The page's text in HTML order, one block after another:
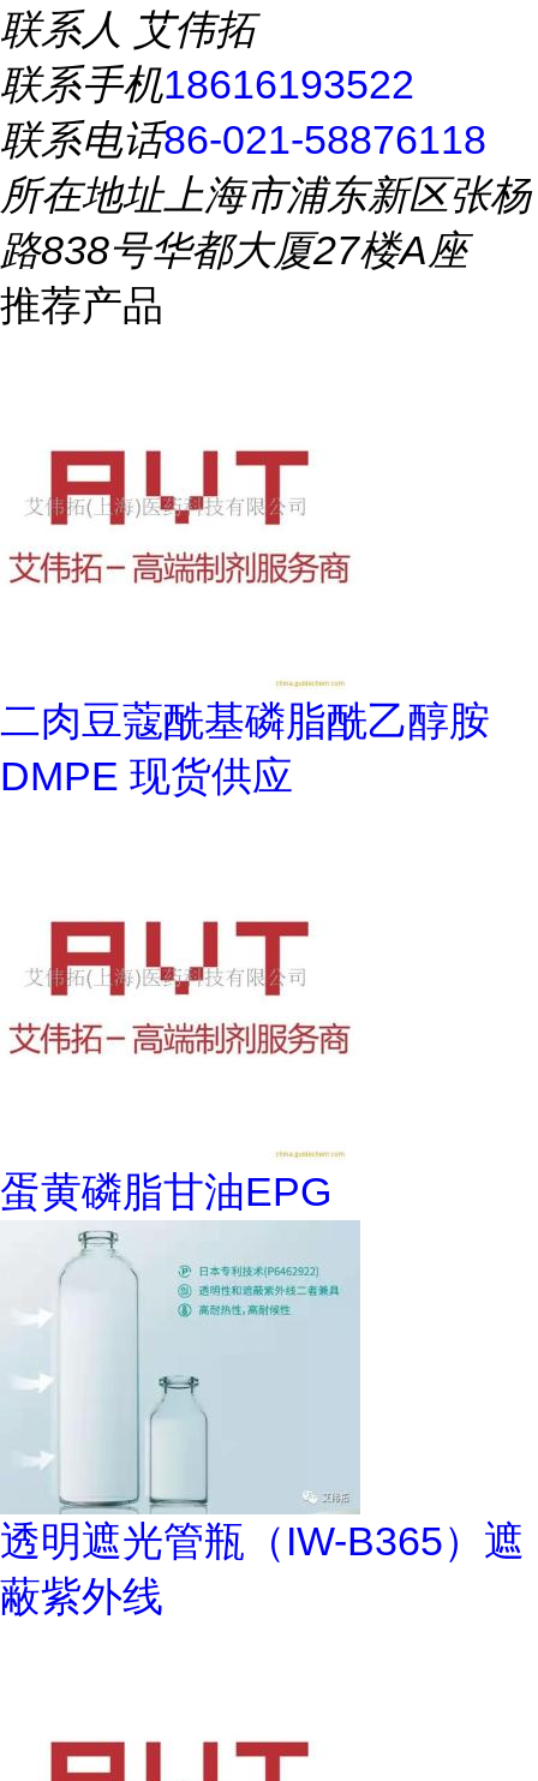
联系人 艾伟拓
联系手机18616193522
联系电话86-021-58876118
所在地址上海市浦东新区张杨
路838号华都大厦27楼A座
推荐产品
二肉豆蔻酰基磷脂酰乙醇胺
DMPE 现货供应
蛋黄磷脂甘油EPG
透明遮光管瓶（IW-B365）遮
蔽紫外线